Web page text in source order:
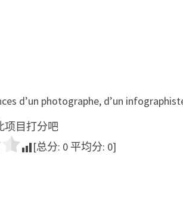
d’un photographe, d’un
项目打分吧
[总分: 0 平均分: 0]